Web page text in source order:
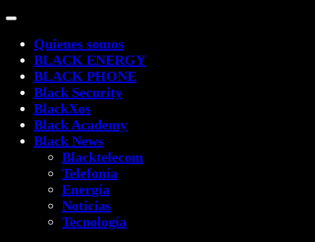
Quienes somos
BLACK ENERGY
BLACK PHONE
Black Security
BlackXos
Black Academy
Black News
Blacktelecom
Telefonía
Energía
Noticias
Tecnología